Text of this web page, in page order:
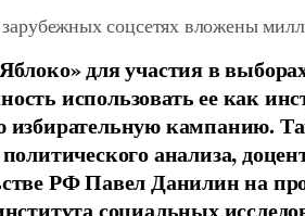
соцсетях вложены
для участия в
использовать ее как
избирательную кампанию.
анализа,
РФ Павел Данилин на